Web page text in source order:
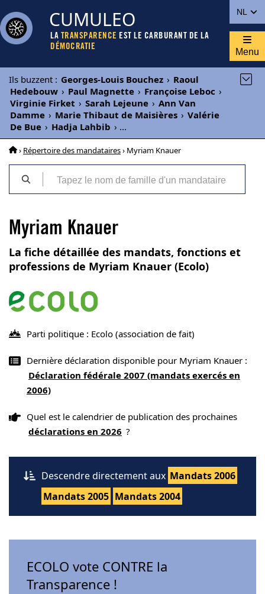
NL
CUMULEO
LA TRANSPARENCE EST LE CARBURANT DE LA
DÉMOCRATIE
Menu
Ils buzzent : Georges-Louis Bouchez › Raoul
Hedebouw › Paul Magnette › Françoise Leboc ›
Virginie Firket › Sarah Lejeune › Ann Van
Damme › Marie Thibaut de Maisières › Valérie
De Bue › Hadja Lahbib › ...
› Répertoire des mandataires› Myriam Knauer
Myriam Knauer
La fiche détaillée des mandats, fonctions et
professions de Myriam Knauer (Ecolo)
Parti politique : Ecolo (association de fait)
Dernière déclaration disponible pour Myriam Knauer :
Déclaration fédérale 2007 (mandats exercés en
2006)
Quel est le calendrier de publication des prochaines
déclarations en 2026 ?
Descendre directement aux Mandats 2006
Mandats 2005 Mandats 2004
ECOLO vote CONTRE la
Transparence !